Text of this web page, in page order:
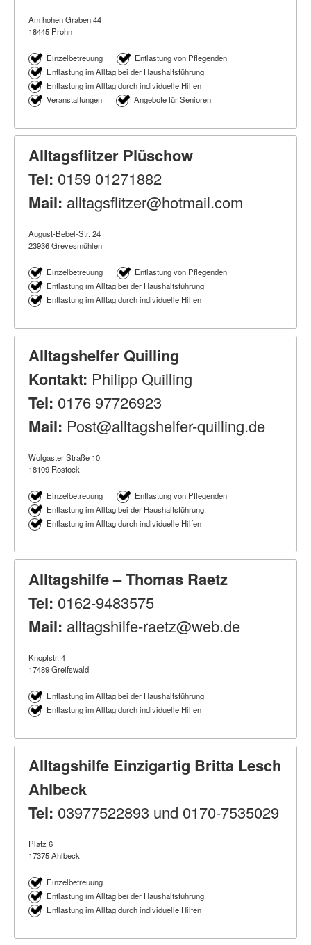
Am hohen Graben 44
18445 Prohn
Einzelbetreuung
Entlastung von Pflegenden
Entlastung im Alltag bei der Haushaltsführung
Entlastung im Alltag durch individuelle Hilfen
Veranstaltungen
Angebote für Senioren
Alltagsflitzer Plüschow
Tel: 0159 01271882
Mail: alltagsflitzer@hotmail.com
August-Bebel-Str. 24
23936 Grevesmühlen
Einzelbetreuung
Entlastung von Pflegenden
Entlastung im Alltag bei der Haushaltsführung
Entlastung im Alltag durch individuelle Hilfen
Alltagshelfer Quilling
Kontakt: Philipp Quilling
Tel: 0176 97726923
Mail: Post@alltagshelfer-quilling.de
Wolgaster Straße 10
18109 Rostock
Einzelbetreuung
Entlastung von Pflegenden
Entlastung im Alltag bei der Haushaltsführung
Entlastung im Alltag durch individuelle Hilfen
Alltagshilfe – Thomas Raetz
Tel: 0162-9483575
Mail: alltagshilfe-raetz@web.de
Knopfstr. 4
17489 Greifswald
Entlastung im Alltag bei der Haushaltsführung
Entlastung im Alltag durch individuelle Hilfen
Alltagshilfe Einzigartig Britta Lesch
Ahlbeck
Tel: 03977522893 und 0170-7535029
Platz 6
17375 Ahlbeck
Einzelbetreuung
Entlastung im Alltag bei der Haushaltsführung
Entlastung im Alltag durch individuelle Hilfen